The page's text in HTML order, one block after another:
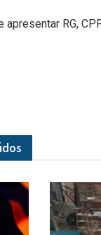
RG,